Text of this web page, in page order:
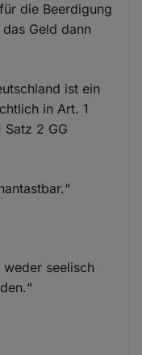
die Beerdigung
Geld dann
ist ein
in Art. 1
Satz 2 GG
weder seelisch